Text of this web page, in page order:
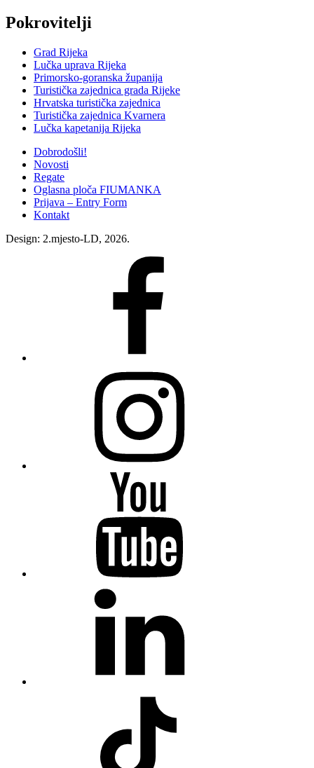
Pokrovitelji
Grad Rijeka
Lučka uprava Rijeka
Primorsko-goranska županija
Turistička zajednica grada Rijeke
Hrvatska turistička zajednica
Turistička zajednica Kvarnera
Lučka kapetanija Rijeka
Dobrodošli!
Novosti
Regate
Oglasna ploča FIUMANKA
Prijava – Entry Form
Kontakt
Design: 2.mjesto-LD, 2026.